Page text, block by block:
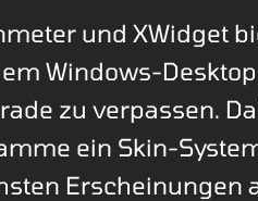
und XWidget
Windows-
zu verpassen.
ein Skin-
Erscheinungen